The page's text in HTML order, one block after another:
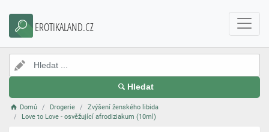
EROTIKALAND.CZ
Hledat
Domů Drogerie
Zvýšení ženského libida
Love to Love - osvěžující afrodiziakum (10ml)